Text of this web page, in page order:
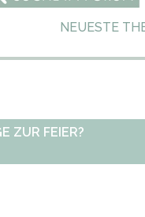
NEUESTE
ZUR FEIER?